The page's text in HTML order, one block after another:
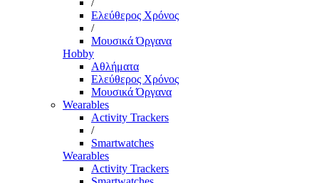
/
Ελεύθερος Χρόνος
/
Μουσικά Όργανα
Hobby
Αθλήματα
Ελεύθερος Χρόνος
Μουσικά Όργανα
Wearables
Activity Trackers
/
Smartwatches
Wearables
Activity Trackers